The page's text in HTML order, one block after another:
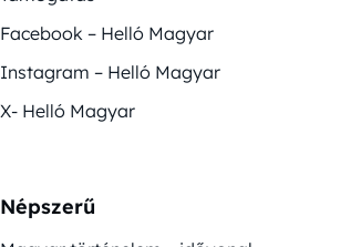
Facebook – Helló Magyar
Instagram – Helló Magyar
X- Helló Magyar
Népszerű